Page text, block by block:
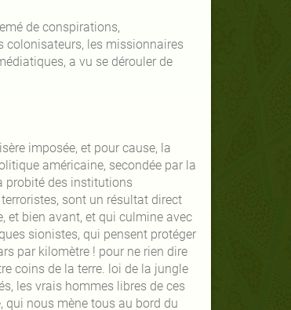
de conspirations,
colonisateurs, les missionnaires
a vu se dérouler de
imposée, et pour cause, la
américaine, secondée par la
probité des institutions
sont un résultat direct
et bien avant, et qui culmine avec
sionistes, qui pensent protéger
par kilomètre ! pour ne rien dire
coins de la terre. loi de la jungle
les vrais hommes libres de ces
qui nous mène tous au bord du